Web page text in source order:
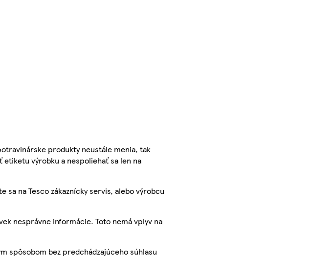
produkty neustále menia, tak
etiketu výrobku a nespoliehať sa len na
na Tesco zákaznícky servis, alebo výrobcu
nesprávne informácie. Toto nemá vplyv na
spôsobom bez predchádzajúceho súhlasu